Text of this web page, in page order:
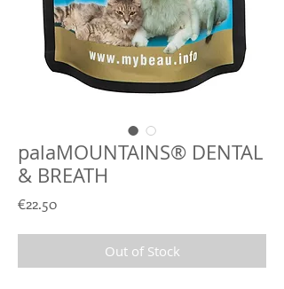
palaMOUNTAINS® DENTAL
& BREATH
€22.50Price
Out of Stock